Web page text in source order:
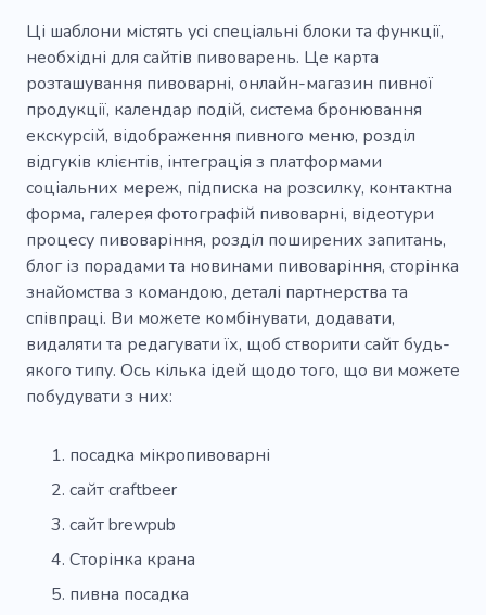
Ці шаблони містять усі спеціальні блоки та функції,
необхідні для сайтів пивоварень. Це карта
розташування пивоварні, онлайн-магазин пивної
продукції, календар подій, система бронювання
екскурсій, відображення пивного меню, розділ
відгуків клієнтів, інтеграція з платформами
соціальних мереж, підписка на розсилку, контактна
форма, галерея фотографій пивоварні, відеотури
процесу пивоваріння, розділ поширених запитань,
блог із порадами та новинами пивоваріння, сторінка
знайомства з командою, деталі партнерства та
співпраці. Ви можете комбінувати, додавати,
видаляти та редагувати їх, щоб створити сайт будь-
якого типу. Ось кілька ідей щодо того, що ви можете
побудувати з них:
посадка мікропивоварні
сайт craftbeer
сайт brewpub
Сторінка крана
пивна посадка